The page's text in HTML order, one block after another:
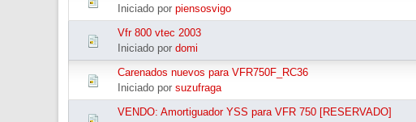
Iniciado por piensosvigo
Vfr 800 vtec 2003
Iniciado por domi
Carenados nuevos para VFR750F_RC36
Iniciado por suzufraga
VENDO: Amortiguador YSS para VFR 750 [RESERVADO]